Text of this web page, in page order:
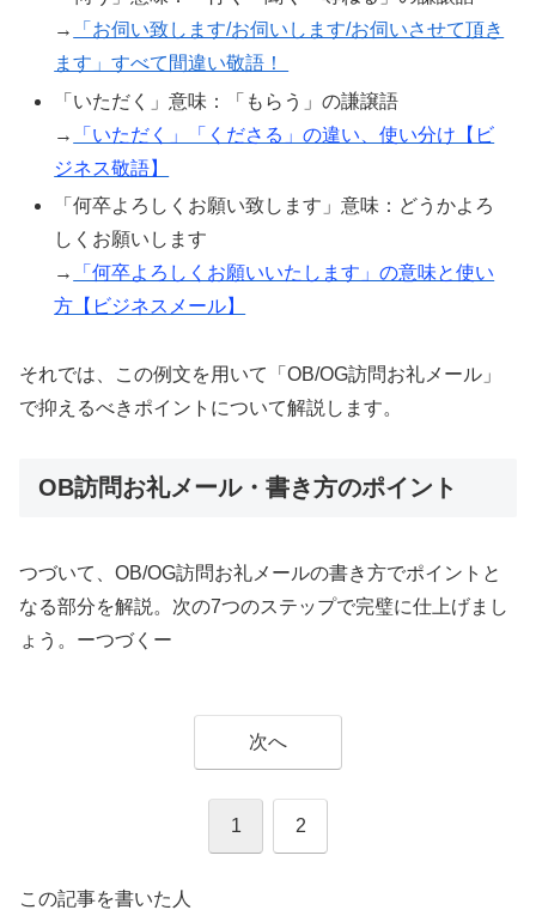
→
「お伺い致します/お伺いします/お伺いさせて頂き
ます」すべて間違い敬語！
「いただく」意味：「もらう」の謙譲語
→
「いただく」「くださる」の違い、使い分け【ビ
ジネス敬語】
「何卒よろしくお願い致します」意味：どうかよろ
しくお願いします
→
「何卒よろしくお願いいたします」の意味と使い
方【ビジネスメール】
それでは、この例文を用いて「OB/OG訪問お礼メール」
で抑えるべきポイントについて解説します。
OB訪問お礼メール・書き方のポイント
つづいて、OB/OG訪問お礼メールの書き方でポイントと
なる部分を解説。次の7つのステップで完璧に仕上げまし
ょう。ーつづくー
次へ
1 2
この記事を書いた人